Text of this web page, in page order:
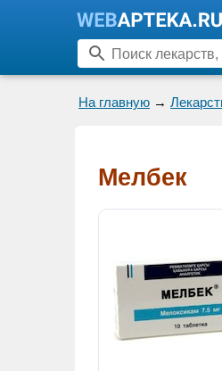
На главную →
Мелбек